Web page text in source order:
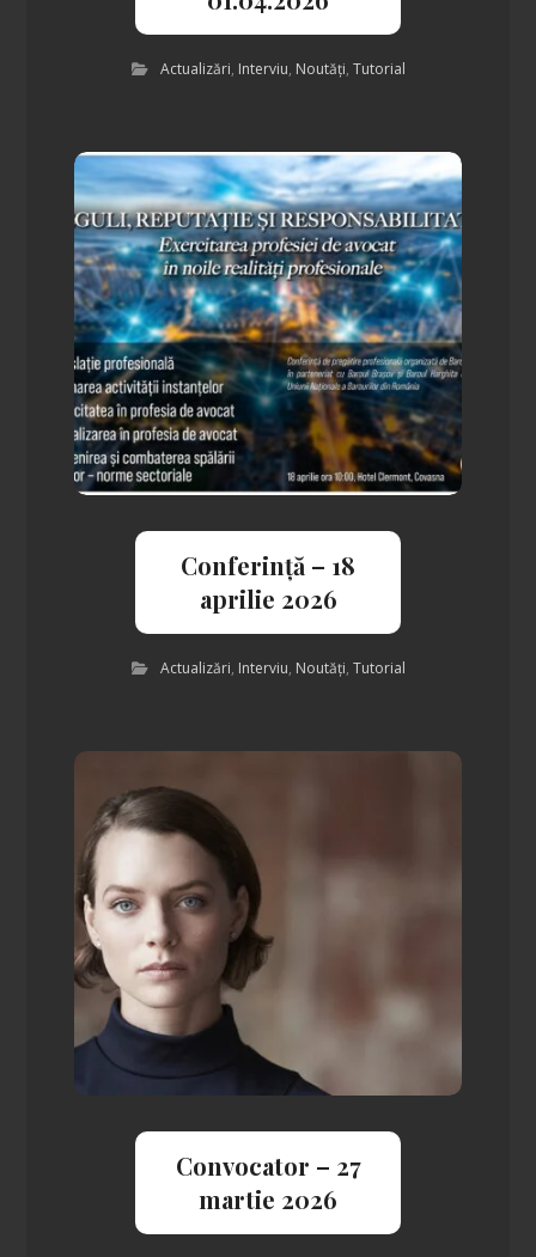
Actualizări, Interviu, Noutăți, Tutorial
Conferință – 18
aprilie 2026
Actualizări, Interviu, Noutăți, Tutorial
Convocator – 27
martie 2026